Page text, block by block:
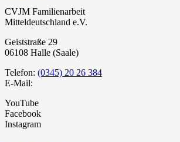
CVJM Familienarbeit
Mitteldeutschland e.V.
Geiststraße 29
06108 Halle (Saale)
Telefon: (0345) 20 26 384
E-Mail:
YouTube
Facebook
Instagram